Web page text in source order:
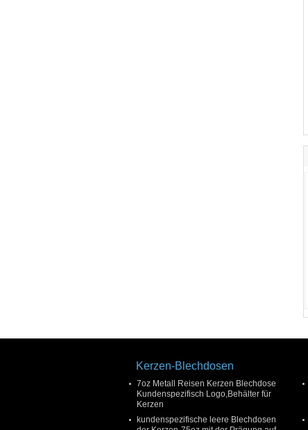
Kerzen-Blechdosen
7oz Metall Reisen Kerzen Blechdose
Kundenspezifisch Logo,Behälter für
Kerzen
kundenspezifische leere Blechdosen